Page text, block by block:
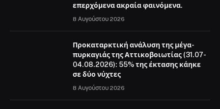
επερχόμενα ακραία φαινόμενα.
8 Αυγούστου 2026
Προκαταρκτική ανάλυση της μέγα-
πυρκαγιάς της Αττικοβοιωτίας (31.07-
04.08.2026): 55% της έκτασης κάηκε
σε δύο νύχτες
8 Αυγούστου 2026